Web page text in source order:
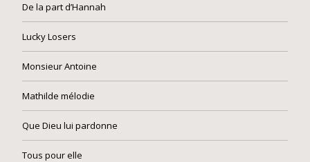
De la part d’Hannah
Lucky Losers
Monsieur Antoine
Mathilde mélodie
Que Dieu lui pardonne
Tous pour elle